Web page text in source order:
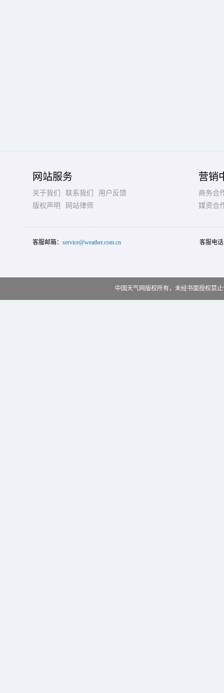
网站服务
关于我们 联系我们
用户反馈
版权声明
网站律师
营销
商务合
媒资合
客服邮箱： service@weather.com.cn 客服电
中国天气网版权所有，未经书面授权